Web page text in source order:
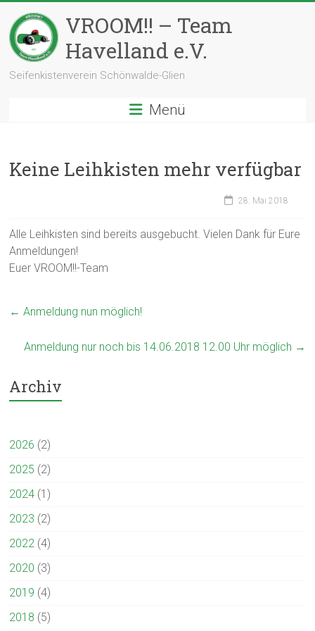
Inhalt
springen
VROOM!! – Team
Havelland e.V.
Seifenkistenverein Schönwalde-Glien
Menü
Keine Leihkisten mehr verfügbar
28. Mai 2018
Alle Leihkisten sind bereits ausgebucht. Vielen Dank für Eure
Anmeldungen!
Euer VROOM!!-Team
← Anmeldung nun möglich!
Anmeldung nur noch bis 14.06.2018 12.00 Uhr möglich →
Archiv
2026 (2)
2025 (2)
2024 (1)
2023 (2)
2022 (4)
2020 (3)
2019 (4)
2018 (5)